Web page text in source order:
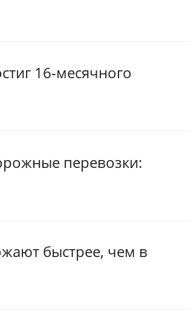
16-месячного
перевозки:
быстрее, чем в